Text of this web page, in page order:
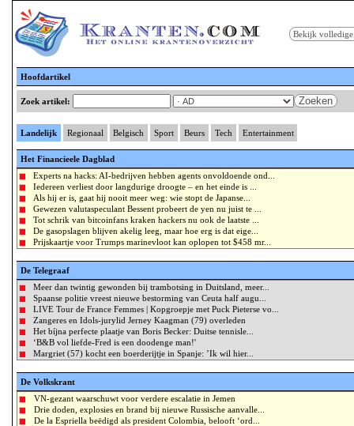
Bekijk volledige
Hoofdartikel
Zoek artikel: Zoeken
Landelijk Regionaal Belgisch Sport Beurs Tech Entertainment
Het Financieele Dagblad
Experts na hacks: AI-bedrijven hebben agents onvoldoende ond...
Iedereen verliest door langdurige droogte – en het einde is ...
Als hij er is, gaat hij nooit meer weg: wie stopt de Japanse...
Gewezen valutaspeculant Bessent probeert de yen nu juist te ...
Tot schrik van bitcoinfans kraken hackers nu ook de laatste ...
De gasopslagen blijven akelig leeg, maar hoe erg is dat eige...
Prijskaartje voor Trumps marinevloot kan oplopen tot $458 mr...
De Telegraaf
Meer dan twintig gewonden bij trambotsing in Duitsland, meer...
Spaanse politie vreest nieuwe bestorming van Ceuta half augu...
LIVE Tour de France Femmes | Kopgroepje met Puck Pieterse vo...
Zangeres en Idols-jurylid Jerney Kaagman (79) overleden
Het bíjna perfecte plaatje van Boris Becker: Duitse tennisle...
‘B&B vol liefde-Fred is een doodenge man!'
Margriet (57) kocht een boerderijtje in Spanje: ’Ik wil hier...
De Volkskrant
VN-gezant waarschuwt voor verdere escalatie in Jemen
Drie doden, explosies en brand bij nieuwe Russische aanvalle...
De la Espriella beëdigd als president Colombia, belooft ‘ord...